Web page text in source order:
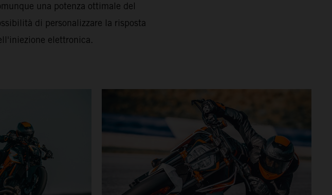
una potenza ottimale del
di personalizzare la risposta
elettronica.